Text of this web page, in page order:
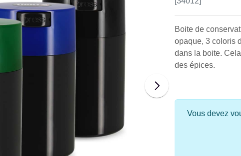
Boite de
opaque, 3 coloris
dans la boite.
des épices.
Vous devez